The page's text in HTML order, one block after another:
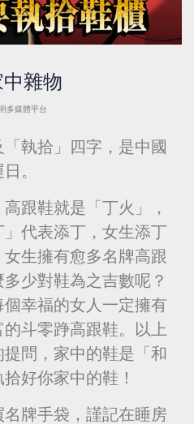
雜物
多媒體平台
執拾」四字，是中國
。
跟鞋就是「丁火」，
代表添丁，女生添丁
生擁有愈多名牌高跟
少對鞋為之吉數呢？
幸福的女人一定擁有
斗零踭高跟鞋。以上
問，家中的鞋是「和
好你家中的鞋！
牌手袋，謹記在睡房